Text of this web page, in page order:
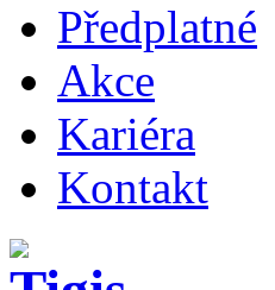
Předplatné
Akce
Kariéra
Kontakt